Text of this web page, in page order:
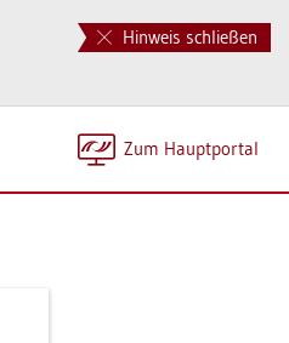
Hinweis schließen
Zum Haupt­por­tal